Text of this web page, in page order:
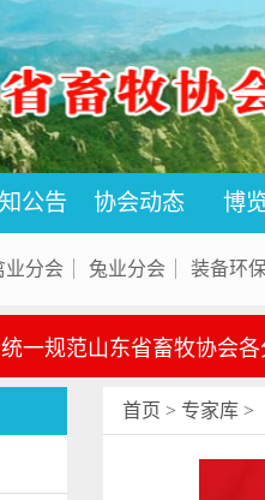
公告 协会动态 博
业分会 兔业分会 装备环
一规范山东省畜牧协会
首页 > 专家库 >